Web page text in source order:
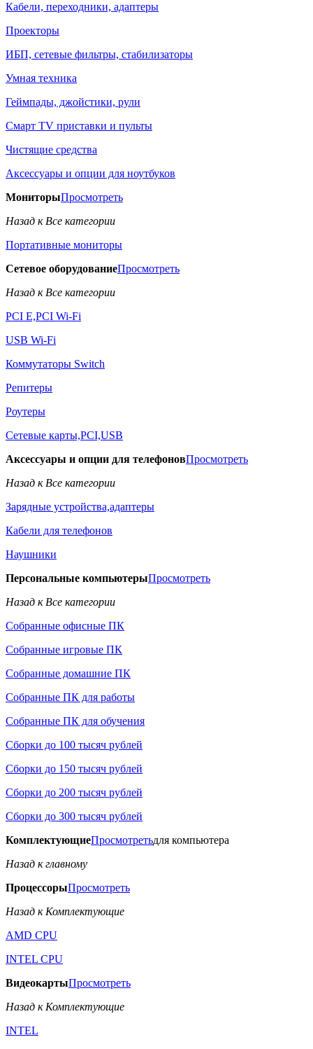
Кабели, переходники, адаптеры
Проекторы
ИБП, сетевые фильтры, стабилизаторы
Умная техника
Геймпады, джойстики, рули
Смарт TV приставки и пульты
Чистящие средства
Аксессуары и опции для ноутбуков
МониторыПросмотреть
Назад к Все категории
Портативные мониторы
Сетевое оборудованиеПросмотреть
Назад к Все категории
PCI E,PCI Wi-Fi
USB Wi-Fi
Коммутаторы Switch
Репитеры
Роутеры
Сетевые карты,PCI,USB
Аксессуары и опции для телефоновПросмотреть
Назад к Все категории
Зарядные устройства,адаптеры
Кабели для телефонов
Наушники
Персональные компьютерыПросмотреть
Назад к Все категории
Собранные офисные ПК
Собранные игровые ПК
Собранные домашние ПК
Собранные ПК для работы
Собранные ПК для обучения
Сборки до 100 тысяч рублей
Сборки до 150 тысяч рублей
Сборки до 200 тысяч рублей
Сборки до 300 тысяч рублей
КомплектующиеПросмотретьдля компьютера
Назад к главному
ПроцессорыПросмотреть
Назад к Комплектующие
AMD CPU
INTEL CPU
ВидеокартыПросмотреть
Назад к Комплектующие
INTEL